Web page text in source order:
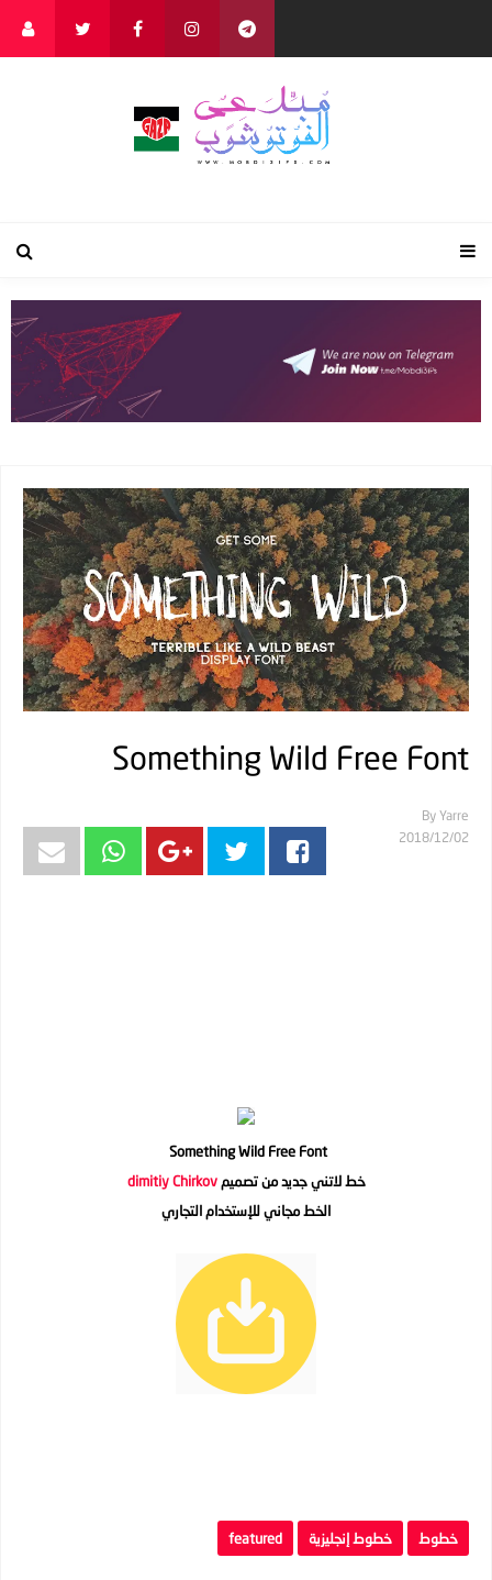
Something Wild Free Font
By Yarre
02‏/12‏/2018
Something Wild Free Font
خط لاتني جديد من تصميمdimitiy Chirkov
الخط مجاني للإستخدام التجاري
خطوط خطوط إنجليزية featured